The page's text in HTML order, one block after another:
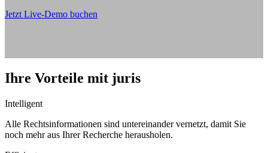
Jetzt Live-Demo buchen
Ihre Vorteile mit juris
Intelligent
Alle Rechtsinformationen sind untereinander vernetzt, damit Sie
noch mehr aus Ihrer Recherche herausholen.